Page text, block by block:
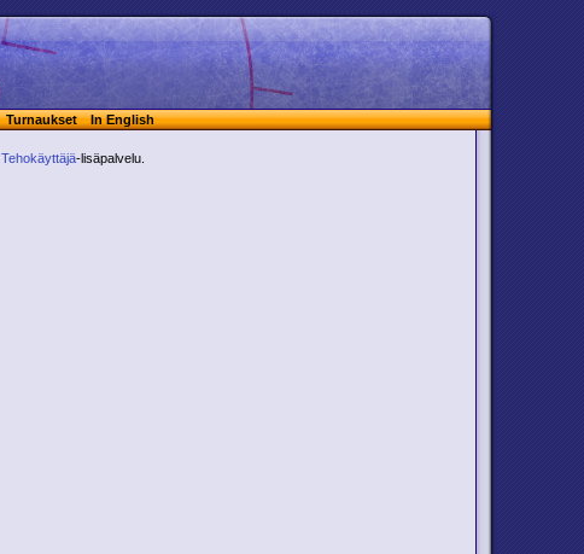
Turnaukset In English
Tehokäyttäjä-lisäpalvelu.